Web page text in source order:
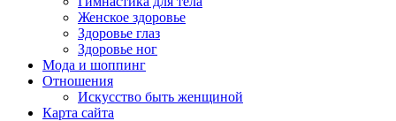
Женское здоровье
Здоровье глаз
Здоровье ног
Мода и шоппинг
Отношения
Искусство быть женщиной
Карта сайта